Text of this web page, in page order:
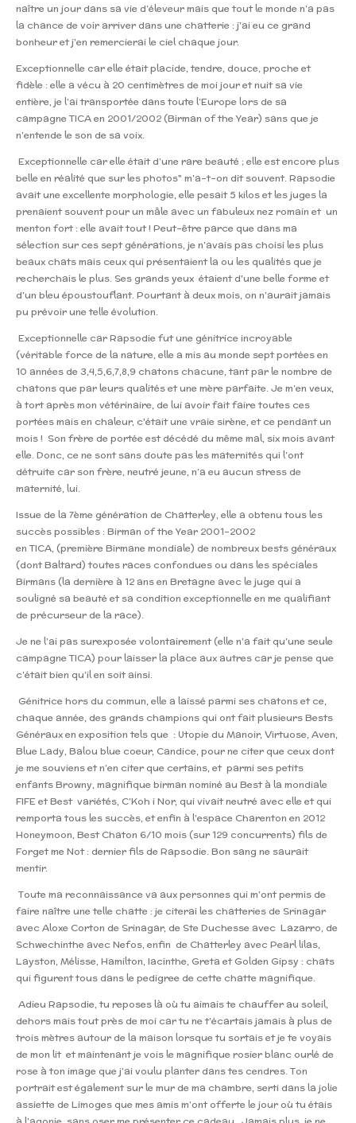
naître un jour dans sa vie d’éleveur mais que tout le monde n’a pas
la chance de voir arriver dans une chatterie : j’ai eu ce grand
bonheur et j’en remercierai le ciel chaque jour.
Exceptionnelle car elle était placide, tendre, douce, proche et
fidèle : elle a vécu à 20 centimètres de moi jour et nuit sa vie
entière, je l’ai transportée dans toute l’Europe lors de sa
campagne TICA en 2001/2002 (Birman of the Year) sans que je
n’entende le son de sa voix.
Exceptionnelle car elle était d’une rare beauté ; elle est encore plus
belle en réalité que sur les photos" m’a-t-on dit souvent. Rapsodie
avait une excellente morphologie, elle pesait 5 kilos et les juges la
prenaient souvent pour un mâle avec un fabuleux nez romain et un
menton fort : elle avait tout ! Peut-être parce que dans ma
sélection sur ces sept générations, je n’avais pas choisi les plus
beaux chats mais ceux qui présentaient la ou les qualités que je
recherchais le plus. Ses grands yeux étaient d'une belle forme et
d’un bleu époustouflant. Pourtant à deux mois, on n’aurait jamais
pu prévoir une telle évolution.
Exceptionnelle car Rapsodie fut une génitrice incroyable
(véritable force de la nature, elle a mis au monde sept portées en
10 années de 3,4,5,6,7,8,9 chatons chacune, tant par le nombre de
chatons que par leurs qualités et une mère parfaite. Je m’en veux,
à tort après mon vétérinaire, de lui avoir fait faire toutes ces
portées mais en chaleur, c'était une vraie sirène, et ce pendant un
mois ! Son frère de portée est décédé du même mal, six mois avant
elle. Donc, ce ne sont sans doute pas les maternités qui l’ont
détruite car son frère, neutré jeune, n’a eu aucun stress de
maternité, lui.
Issue de la 7ème génération de Chatterley, elle a obtenu tous les
succès possibles : Birman of the Year 2001-2002
en TICA, (première Birmane mondiale) de nombreux bests généraux
(dont Baltard) toutes races confondues ou dans les spéciales
Birmans (la dernière à 12 ans en Bretagne avec le juge qui a
souligné sa beauté et sa condition exceptionnelle en me qualifiant
de précurseur de la race).
Je ne l’ai pas surexposée volontairement (elle n’a fait qu’une seule
campagne TICA) pour laisser la place aux autres car je pense que
c’était bien qu’il en soit ainsi.
Génitrice hors du commun, elle a laissé parmi ses chatons et ce,
chaque année, des grands champions qui ont fait plusieurs Bests
Généraux en exposition tels que : Utopie du Manoir, Virtuose, Aven,
Blue Lady, Balou blue coeur, Candice, pour ne citer que ceux dont
je me souviens et n’en citer que certains, et parmi ses petits
enfants Browny, magnifique birman nominé au Best à la mondiale
FIFE et Best variétés, C’Koh i Nor, qui vivait neutré avec elle et qui
remporta tous les succès, et enfin à l’espace Charenton en 2012
Honeymoon, Best Chaton 6/10 mois (sur 129 concurrents) fils de
Forget me Not : dernier fils de Rapsodie. Bon sang ne saurait
mentir.
Toute ma reconnaissance va aux personnes qui m’ont permis de
faire naître une telle chatte : je citerai les chatteries de Srinagar
avec Aloxe Corton de Srinagar, de Ste Duchesse avec Lazarro, de
Schwechinthe avec Nefos, enfin de Chatterley avec Pearl lilas,
Layston, Mélisse, Hamilton, Iacinthe, Greta et Golden Gipsy : chats
qui figurent tous dans le pedigree de cette chatte magnifique.
Adieu Rapsodie, tu reposes là où tu aimais te chauffer au soleil,
dehors mais tout près de moi car tu ne t’écartais jamais à plus de
trois mètres autour de la maison lorsque tu sortais et je te voyais
de mon lit et maintenant je vois le magnifique rosier blanc ourlé de
rose à ton image que j’ai voulu planter dans tes cendres. Ton
portrait est également sur le mur de ma chambre, serti dans la jolie
assiette de Limoges que mes amis m’ont offerte le jour où tu étais